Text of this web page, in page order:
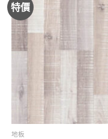
特價
地板